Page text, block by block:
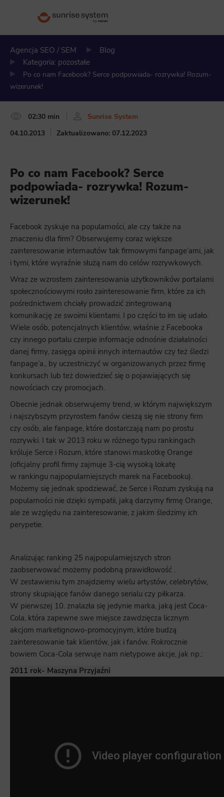
Agencja SEO / SEM
Blog
Kategoria: pozostałe
Po co nam Facebook? Serce podpowiada- rozrywka! Rozum-
wizerunek!
02:30 min
Sunrise System
04.10.2013
Zaktualizowano: 07.12.2023
Po co nam Facebook? Serce
podpowiada- rozrywka! Rozum-
wizerunek!
Facebook zyskuje na popularności, ale czy także na
znaczeniu dla firm? Obserwujemy coraz większe
zainteresowanie internautów tak firmowymi fanpage’ami, jak
i tymi, które wyraźnie służą nam do celów rozrywkowych.
Wraz ze wzrostem zainteresowania użytkowników portalami
społecznościowymi rosło zainteresowanie firm, które za ich
pośrednictwem chciały prowadzić zintegrowaną
komunikację ze swoimi klientami. I po części to im się udało.
Wiele osób, potencjalnych klientów, właśnie z Facebooka
czy innego portalu czerpie informacje odnośnie działalności
danej firmy, zasięga opinii innych internautów czy też śledzi
fanpage’a., by uczestniczyć w organizowanych przez firmę
konkursach lub też dowiedzieć się o pojawiających się
nowościach czy promocjach.
Obecnie jednak obserwujemy trend, w którym największym
i najszybszym przyrostem fanów cieszą się nie strony firm
czy osób, ale fanpage, które dostarczają nam po prostu
rozrywki. I tak w 2013 roku w różnego typu rankingach
króluje Serce i Rozum, które stanowi maskotkę Orange
(oficjalny profil firmy zajmuje 3-cią wysoką lokatę
w rankingu najpopularniejszych marek na Facebooku).
Możemy się jednak spodziewać, że Serce i Rozum zyskują na
popularności nie dzięki sympatii, jaką darzymy firmę Orange,
ale ze względu na zainteresowanie, z jakim śledzimy ich
perypetie.
Analizując ranking 25 najpopularniejszych stron
zaobserwować możemy podobną prawidłowość .
W zestawieniu tym znajdziemy wielu artystów, celebrytów,
strony skupiające fanów danego serialu czy piłkarza.
W pierwszej 10. znalazła się jedynie marka, jaką jest Coca-
Cola, która zapewne swe miejsce zawdzięcza licznym
akcjom marketignowo-promocyjnym, które budzą
zainteresowanie tak klientów, jak i fanów. Rokrocznie
bowiem Coca-Cola serwuje nam nietypowe akcje, jak np.:
2011 rok- Maszyna Przyjaźni